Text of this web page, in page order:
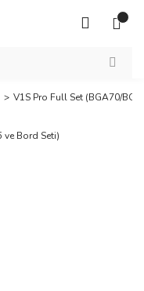
V1S Pro Full Set (BGA70/